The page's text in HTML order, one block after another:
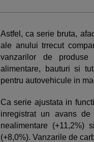
Astfel, ca serie bruta,
ale anului trrecut
vanzarilor de produse
alimentare, bauturi si
pentru autovehicule in
Ca serie ajustata in
inregistrat un avans
nealimentare (+11,2%)
(+8,0%). Vanzarile de